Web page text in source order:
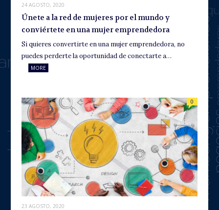
24 AGOSTO, 2020
Únete a la red de mujeres por el mundo y
conviértete en una mujer emprendedora
Si quieres convertirte en una mujer emprendedora, no
puedes perderte la oportunidad de conectarte a…
MORE
23 AGOSTO, 2020
0